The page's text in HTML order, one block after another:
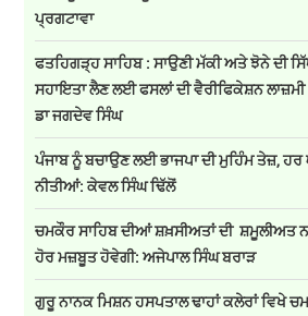
ਪ੍ਰਗਟਾਵਾ
ਫਤਹਿਗੜ੍ਹ ਸਾਹਿਬ : ਸਾਉਣੀ ਮੱਕੀ ਅਤੇ ਝੋਨੇ ਦੀ
ਸਹਾਇਤਾ ਲੈਣ ਲਈ ਫਸਲਾਂ ਦੀ ਵੈਰੀਫਿਕੇਸ਼ਨ
ਡਾ ਜਗਦੇਵ ਸਿੰਘ
ਪੰਜਾਬ ਨੂੰ ਬਚਾਉਣ ਲਈ ਭਾਜਪਾ ਦੀ ਮੁਹਿੰਮ ਤੇਜ਼,
ਨੀਤੀਆਂ: ਕੇਵਲ ਸਿੰਘ ਢਿੱਲੋਂ
ਚਮਕੌਰ ਸਾਹਿਬ ਦੀਆਂ ਸ਼ਖ਼ਸੀਅਤਾਂ ਦੀ ਸ਼ਮੂਲੀਅਤ
ਹੋਰ ਮਜ਼ਬੂਤ ਹੋਵੇਗੀ: ਅਜੇਪਾਲ ਸਿੰਘ ਬਰਾੜ
ਗੁਰੂ ਨਾਨਕ ਮਿਸ਼ਨ ਹਸਪਤਾਲ ਢਾਹਾਂ ਕਲੇਰਾਂ ਵਿਖੇ